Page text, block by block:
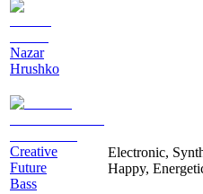
Nazar
Hrushko
Creative
Future
Bass
Electronic,
Happy,